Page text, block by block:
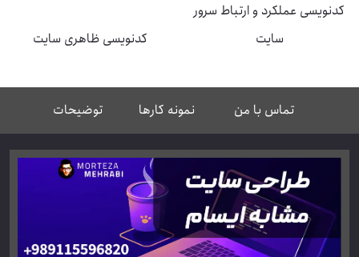
کدنویسی عملکرد و ارتباط سرور
سایت
کدنویسی ظاهری سایت
تماس با من نمونه کارها توضیحات